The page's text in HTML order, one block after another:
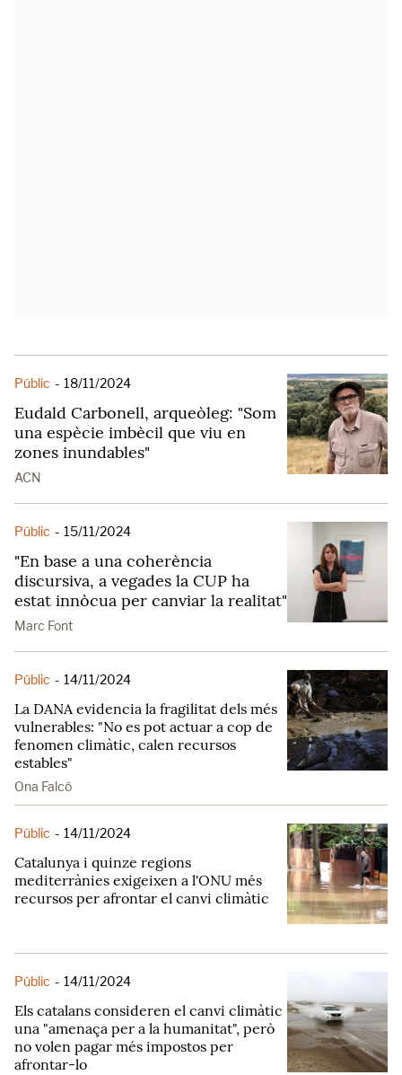
Públic - 18/11/2024
Eudald Carbonell, arqueòleg: "Som
una espècie imbècil que viu en
zones inundables"
ACN
Públic - 15/11/2024
"En base a una coherència
discursiva, a vegades la CUP ha
estat innòcua per canviar la realitat"
Marc Font
Públic - 14/11/2024
La DANA evidencia la fragilitat dels més
vulnerables: "No es pot actuar a cop de
fenomen climàtic, calen recursos
estables"
Ona Falcó
Públic - 14/11/2024
Catalunya i quinze regions
mediterrànies exigeixen a l'ONU més
recursos per afrontar el canvi climàtic
Públic - 14/11/2024
Els catalans consideren el canvi climàtic
una "amenaça per a la humanitat", però
no volen pagar més impostos per
afrontar-lo